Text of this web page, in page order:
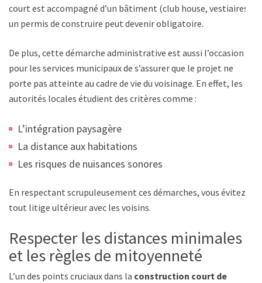
court est accompagné d’un bâtiment (club house, vestiaires),
un permis de construire peut devenir obligatoire.
De plus, cette démarche administrative est aussi l’occasion
pour les services municipaux de s’assurer que le projet ne
porte pas atteinte au cadre de vie du voisinage. En effet, les
autorités locales étudient des critères comme :
L’intégration paysagère
La distance aux habitations
Les risques de nuisances sonores
En respectant scrupuleusement ces démarches, vous évitez
tout litige ultérieur avec les voisins.
Respecter les distances minimales
et les règles de mitoyenneté
L’un des points cruciaux dans la construction court de